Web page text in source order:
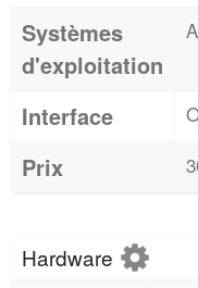
Systèmes
d'exploitation
Interface
Prix
Hardware